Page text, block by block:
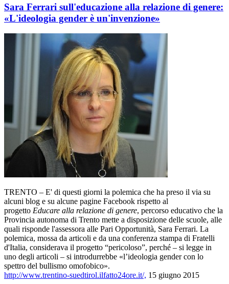
Sara Ferrari sull'educazione alla relazione di genere:
«L'ideologia gender è un'invenzione»
TRENTO – E' di questi giorni la polemica che ha preso il via su
alcuni blog e su alcune pagine Facebook rispetto al
progetto Educare alla relazione di genere, percorso educativo che la
Provincia autonoma di Trento mette a disposizione delle scuole, alle
quali risponde l'assessora alle Pari Opportunità, Sara Ferrari. La
polemica, mossa da articoli e da una conferenza stampa di Fratelli
d'Italia, considerava il progetto “pericoloso”, perché – si legge in
uno degli articoli – si introdurrebbe «l’ideologia gender con lo
spettro del bullismo omofobico».
http://www.trentino-suedtirol.ilfatto24ore.it/, 15 giugno 2015